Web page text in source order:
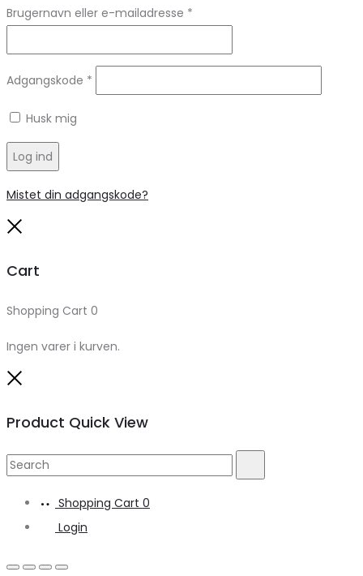
Brugernavn eller e-mailadresse *
Adgangskode *
Husk mig
Log ind
Mistet din adgangskode?
Cart
Shopping Cart 0
Ingen varer i kurven.
Product Quick View
Search
Shopping Cart 0
Login